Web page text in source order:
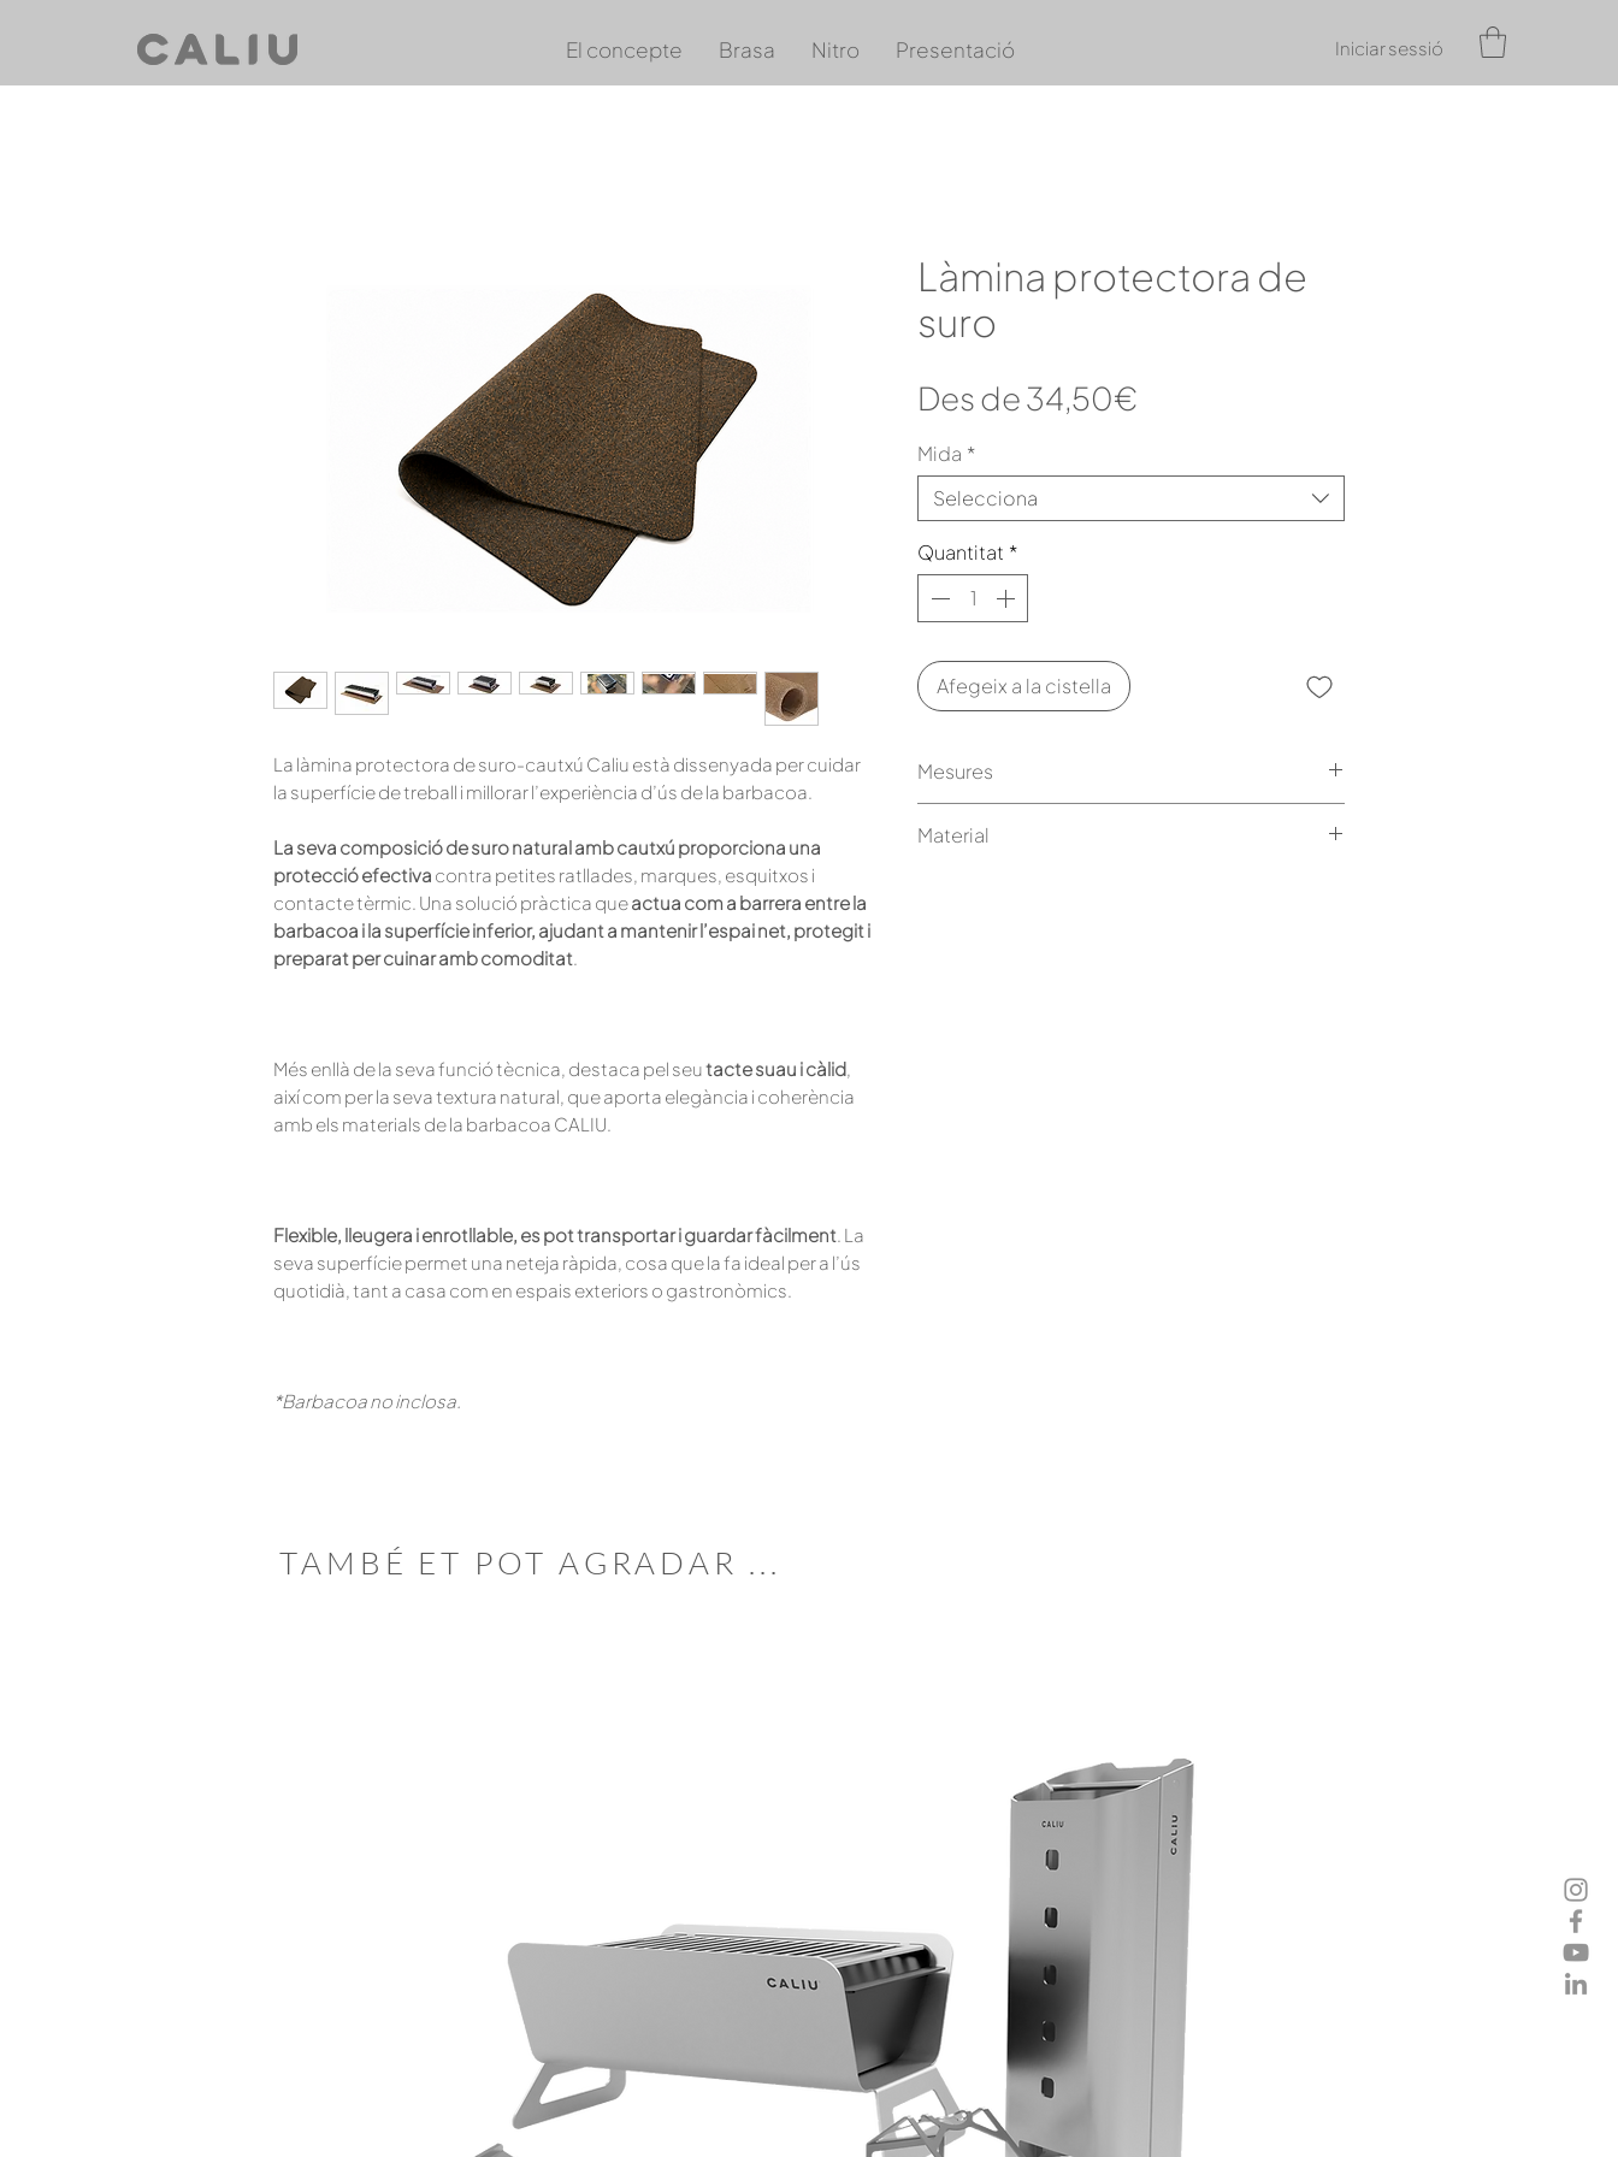
El concepte Brasa Nitro Presentació Iniciar sessió
La làmina protectora de suro-cautxú Caliu està dissenyada per cuidar
la superfície de treball i millorar l’experiència d’ús de la barbacoa.
La seva composició de suro natural amb cautxú proporciona una
protecció efectiva contra petites ratllades, marques, esquitxos i
contacte tèrmic. Una solució pràctica queactua com a barrera entre la
barbacoa i la superfície inferior, ajudant a mantenir l’espai net, protegit i
preparat per cuinar amb comoditat.
Més enllà de la seva funció tècnica, destaca pel seutacte suau i càlid,
així com per la seva textura natural, que aporta elegància i coherència
amb els materials de la barbacoa CALIU.
Flexible, lleugera i enrotllable, es pot transportar i guardar fàcilment. La
seva superfície permet una neteja ràpida, cosa que la fa ideal per a l’ús
quotidià, tant a casa com en espais exteriors o gastronòmics.
*Barbacoa no inclosa.
Làmina protectora de
suro
Des de34,50€
Mida *
Selecciona
Quantitat *
Afegeix a la cistella
Mesures
45 x 49 cm
Material
TAMBÉ ET POT AGRADAR ...